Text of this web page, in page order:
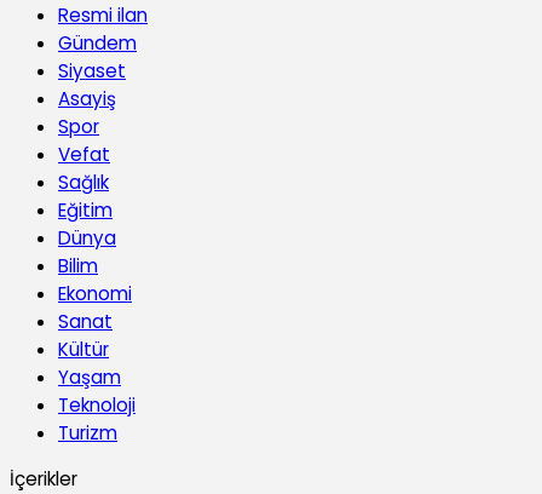
Resmi ilan
Gündem
Siyaset
Asayiş
Spor
Vefat
Sağlık
Eğitim
Dünya
Bilim
Ekonomi
Sanat
Kültür
Yaşam
Teknoloji
Turizm
İçerikler